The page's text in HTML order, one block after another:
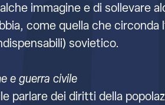
immagine e di sollevare
come quella che circonda
sovietico.
e guerra civile
parlare dei diritti della